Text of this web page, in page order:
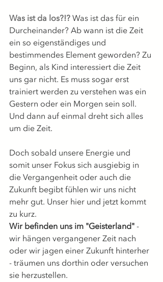
Was ist da los?!? Was ist das für ein
Durcheinander? Ab wann ist die Zeit
ein so eigenständiges und
bestimmendes Element geworden? Zu
Beginn, als Kind interessiert die Zeit
uns gar nicht. Es muss sogar erst
trainiert werden zu verstehen was ein
Gestern oder ein Morgen sein soll.
Und dann auf einmal dreht sich alles
um die Zeit.
Doch sobald unsere Energie und
somit unser Fokus sich ausgiebig in
die Vergangenheit oder auch die
Zukunft begibt fühlen wir uns nicht
mehr gut. Unser hier und jetzt kommt
zu kurz.
Wir befinden uns im "Geisterland" -
wir hängen vergangener Zeit nach
oder wir jagen einer Zukunft hinterher
- träumen uns dorthin oder versuchen
sie herzustellen.